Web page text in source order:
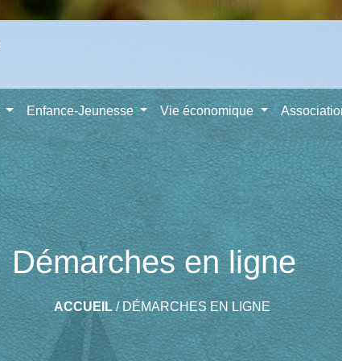
Enfance-Jeunesse Vie économique
Démarches en ligne
ACCUEIL/DÉMARCHES EN LIGNE